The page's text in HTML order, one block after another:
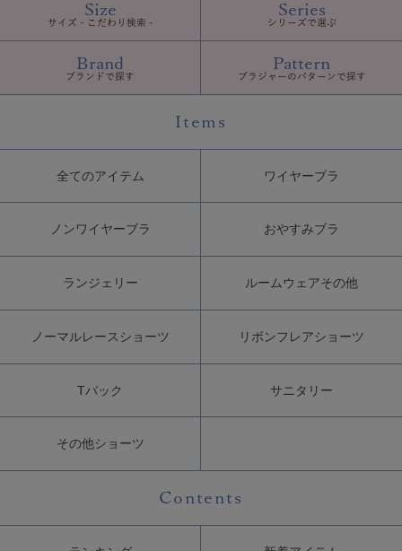
Size
サイズ - こだわり検索 -
Series
シリーズで選ぶ
Brand
ブランドで探す
Pattern
ブラジャーのパターンで探す
Items
全てのアイテム ワイヤーブラ
ノンワイヤーブラ おやすみブラ
ランジェリー ルームウェアその他
ノーマルレースショーツ リボンフレアショーツ
Tバック サニタリー
その他ショーツ
Contents